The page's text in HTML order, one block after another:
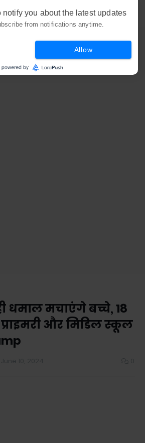
मचाएंगे बच्चे, 18
और मिडिल स्कूल
notify you about the latest updates
from notifications anytime.
Allow